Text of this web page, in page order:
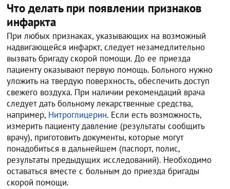
Что делать при появлении признаков
инфаркта
При любых признаках, указывающих на возможный
надвигающейся инфаркт, следует незамедлительно
вызвать бригаду скорой помощи. До ее приезда
пациенту оказывают первую помощь. Больного нужно
уложить на твердую поверхность, обеспечить доступ
свежего воздуха. При наличии рекомендаций врача
следует дать больному лекарственные средства,
например, Нитроглицерин. Если есть возможность,
измерить пациенту давление (результаты сообщить
врачу), приготовить документы, которые могут
понадобиться в дальнейшем (паспорт, полис,
результаты предыдущих исследований). Необходимо
оставаться вместе с больным до приезда бригады
скорой помощи.